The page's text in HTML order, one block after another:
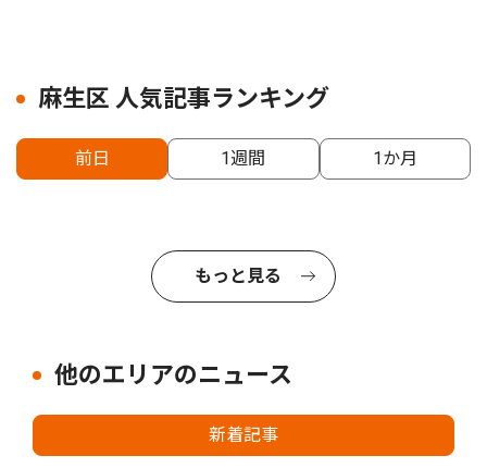
麻生区 人気記事ランキング
前日 1週間 1か月
もっと見る
他のエリアのニュース
新着記事